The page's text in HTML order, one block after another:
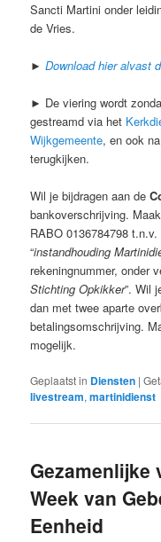
Sancti Martini onder
de Vries.
►Download hier alvast
► De viering wordt
gestreamd via het
Wijkgemeente, en ook
terugkijken.
Wil je bijdragen aan de
bankoverschrijving.
RABO 0136784798
“instandhouding
rekeningnummer, onder
Stichting Opkikker”. Wil
dan met twee aparte
betalingsomschrijving.
mogelijk.
Geplaatst in Diensten |
livestream,martinidienst
Gezamenlijke
Week van
Eenheid